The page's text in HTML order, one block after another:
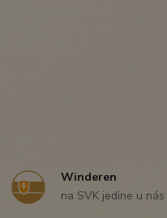
Winderen
na SVK jedine u nás